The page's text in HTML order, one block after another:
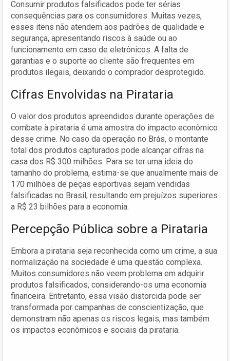
Consumir produtos falsificados pode ter sérias
consequências para os consumidores. Muitas vezes,
esses itens não atendem aos padrões de qualidade e
segurança, apresentando riscos à saúde ou ao
funcionamento em caso de eletrônicos. A falta de
garantias e o suporte ao cliente são frequentes em
produtos ilegais, deixando o comprador desprotegido.
Cifras Envolvidas na Pirataria
O valor dos produtos apreendidos durante operações de
combate à pirataria é uma amostra do impacto econômico
desse crime. No caso da operação no Brás, o montante
total dos produtos capturados pode alcançar cifras na
casa dos R$ 300 milhões. Para se ter uma ideia do
tamanho do problema, estima-se que anualmente mais de
170 milhões de peças esportivas sejam vendidas
falsificadas no Brasil, resultando em prejuízos superiores
a R$ 23 bilhões para a economia.
Percepção Pública sobre a Pirataria
Embora a pirataria seja reconhecida como um crime, a sua
normalização na sociedade é uma questão complexa.
Muitos consumidores não veem problema em adquirir
produtos falsificados, considerando-os uma economia
financeira. Entretanto, essa visão distorcida pode ser
transformada por campanhas de conscientização, que
demonstram não apenas os riscos legais, mas também
os impactos econômicos e sociais da pirataria.